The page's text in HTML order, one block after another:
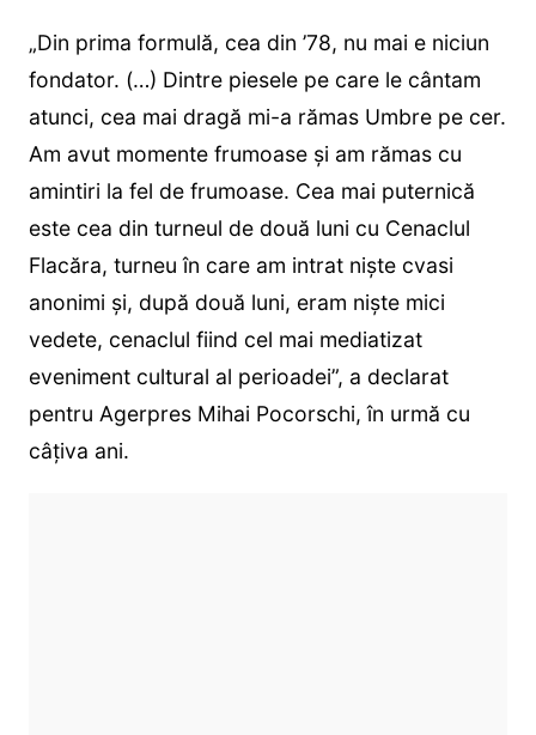
„Din prima formulă, cea din ’78, nu mai e niciun
fondator. (…) Dintre piesele pe care le cântam
atunci, cea mai dragă mi-a rămas Umbre pe cer.
Am avut momente frumoase și am rămas cu
amintiri la fel de frumoase. Cea mai puternică
este cea din turneul de două luni cu Cenaclul
Flacăra, turneu în care am intrat niște cvasi
anonimi și, după două luni, eram niște mici
vedete, cenaclul fiind cel mai mediatizat
eveniment cultural al perioadei”, a declarat
pentru Agerpres Mihai Pocorschi, în urmă cu
câțiva ani.